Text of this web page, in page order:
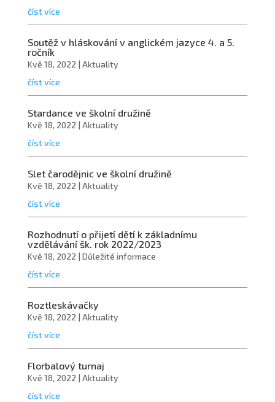
číst více
Soutěž v hláskování v anglickém jazyce 4. a 5.
ročník
Kvě 18, 2022 | Aktuality
číst více
Stardance ve školní družině
Kvě 18, 2022 | Aktuality
číst více
Slet čarodějnic ve školní družině
Kvě 18, 2022 | Aktuality
číst více
Rozhodnutí o přijetí dětí k základnímu
vzdělávání šk. rok 2022/2023
Kvě 18, 2022 | Důležité informace
číst více
Roztleskávačky
Kvě 18, 2022 | Aktuality
číst více
Florbalový turnaj
Kvě 18, 2022 | Aktuality
číst více